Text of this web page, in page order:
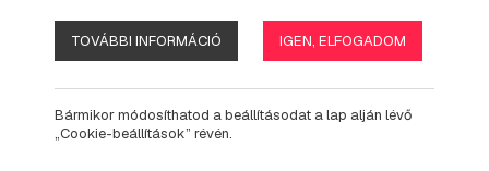
TOVÁBBI INFORMÁCIÓ IGEN, ELFOGADOM
Bármikor módosíthatod a beállításodat a lap alján lévő
„Cookie-beállítások” révén.